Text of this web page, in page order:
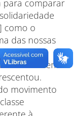
para comparar
como o
das nossas
trabalhem
movimento